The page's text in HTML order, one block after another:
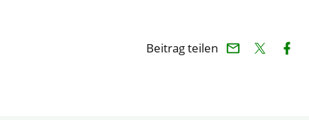
Beitrag teilen